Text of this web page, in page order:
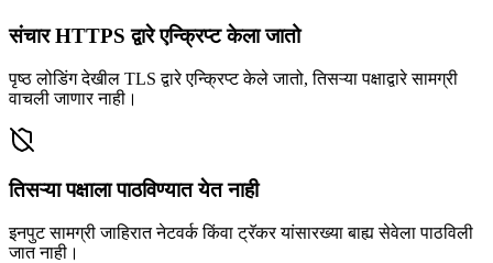
संचार HTTPS द्वारे एन्क्रिप्ट केला जातो
पृष्ठ लोडिंग देखील TLS द्वारे एन्क्रिप्ट केले जातो, तिसऱ्या पक्षाद्वारे सामग्री
वाचली जाणार नाही।
तिसऱ्या पक्षाला पाठविण्यात येत नाही
इनपुट सामग्री जाहिरात नेटवर्क किंवा ट्रॅकर यांसारख्या बाह्य सेवेला पाठविली
जात नाही।